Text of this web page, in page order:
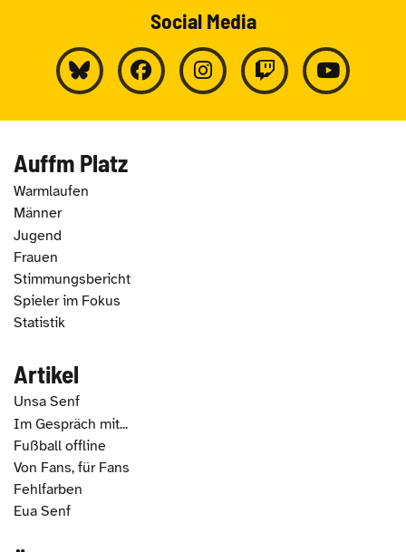
Social Media
Auffm Platz
Warmlaufen
Männer
Jugend
Frauen
Stimmungsbericht
Spieler im Fokus
Statistik
Artikel
Unsa Senf
Im Gespräch mit...
Fußball offline
Von Fans, für Fans
Fehlfarben
Eua Senf